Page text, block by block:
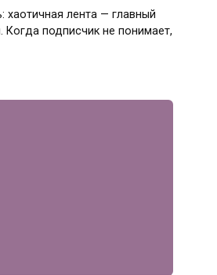
хаотичная лента — главный
Когда подписчик не понимает,